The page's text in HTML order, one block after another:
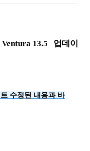
Ventura 13.5 업데이
수정된 내용과 바